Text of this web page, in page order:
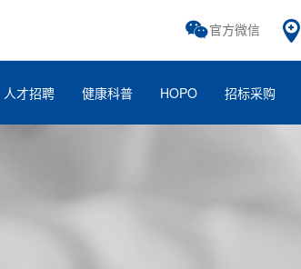
官方微信
人才招聘 健康科普 HOPO 招标采购